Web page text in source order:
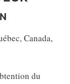
Canada,
du